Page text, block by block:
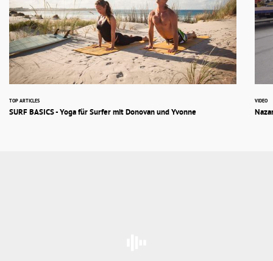
TOP ARTICLES
SURF BASICS - Yoga für Surfer mit Donovan und Yvonne
VIDEO